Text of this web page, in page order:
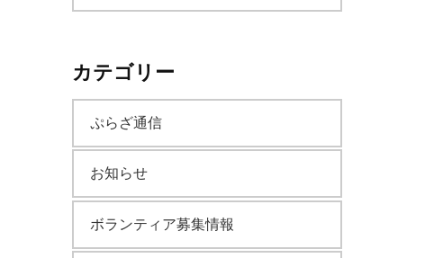
カ
カテゴリー
ぷらざ通信
お知らせ
ボランティア募集情報